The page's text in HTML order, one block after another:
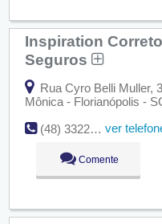
Inspiration
Seguros
Rua Cyro Belli Muller,
Mônica - Florianópolis -
(48) 3322-0127
ver
Comente